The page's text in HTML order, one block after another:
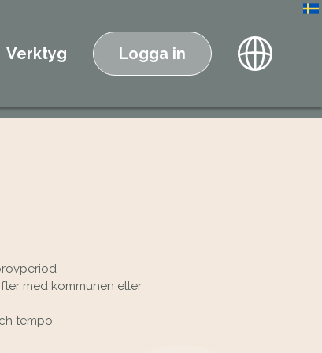
Verktyg Logga in
med kommunen eller
tempo